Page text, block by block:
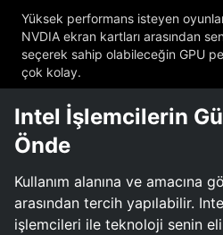
Yüksek performans isteyen
NVDIA ekran kartları arasından
seçerek sahip olabileceğin GPU
çok kolay.
Intel İşlemcilerin
Önde
Kullanım alanına ve amacına
arasından tercih yapılabilir.
işlemcileri ile teknoloji senin